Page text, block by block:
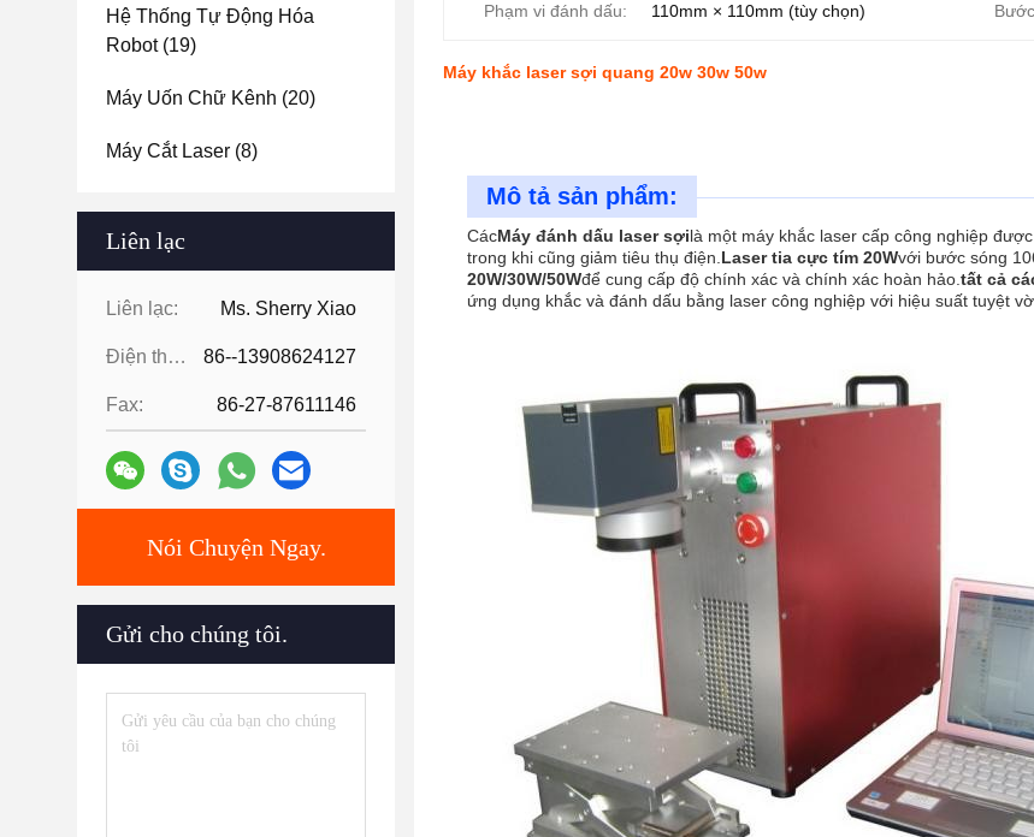
Hệ Thống Tự Động Hóa
Robot(19)
Máy Uốn Chữ Kênh (20)
Máy Cắt Laser (8)
Liên lạc
Liên lạc: Ms. Sherry Xiao
Điện thoại: 86--13908624127
Fax: 86-27-87611146
Nói Chuyện Ngay.
Gửi cho chúng tôi.
Phạm vi đánh dấu: 110mm × 110mm (tùy chọn)
Máy khắc laser sợi quang 20w 30w 50w
Mô tả sản phẩm:
CácMáy đánh dấu laser sợilà một máy khắc laser cấp công nghiệp
trong khi cũng giảm tiêu thụ điện. Laser tia cực tím 20Wvới bước sóng
20W/30W/50Wđể cung cấp độ chính xác và chính xác hoàn hảo. tất cả
ứng dụng khắc và đánh dấu bằng laser công nghiệp với hiệu suất tuyệt